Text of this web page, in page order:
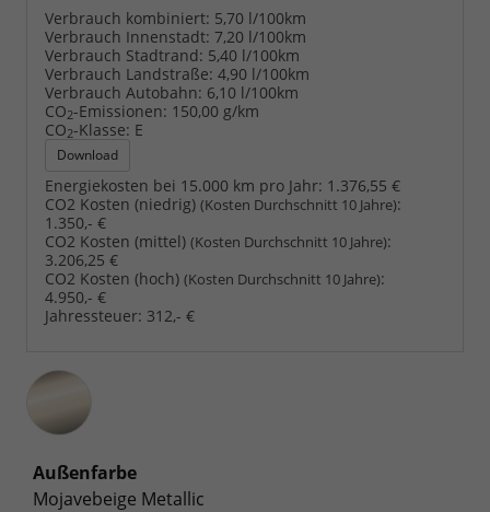
Verbrauch kombiniert: 5,70 l/100km
Verbrauch Innenstadt: 7,20 l/100km
Verbrauch Stadtrand: 5,40 l/100km
Verbrauch Landstraße: 4,90 l/100km
Verbrauch Autobahn: 6,10 l/100km
CO2-Emissionen: 150,00 g/km
CO2-Klasse: E
Download
Energiekosten bei 15.000 km pro Jahr: 1.376,55 €
CO2 Kosten (niedrig) (Kosten Durchschnitt 10 Jahre):
1.350,- €
CO2 Kosten (mittel) (Kosten Durchschnitt 10 Jahre):
3.206,25 €
CO2 Kosten (hoch) (Kosten Durchschnitt 10 Jahre):
4.950,- €
Jahressteuer: 312,- €
Außenfarbe
Mojavebeige Metallic